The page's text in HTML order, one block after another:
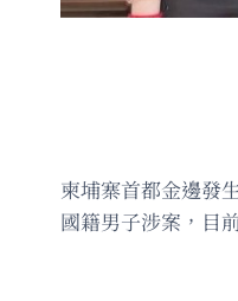
柬埔寨首都金邊發
國籍男子涉案，目